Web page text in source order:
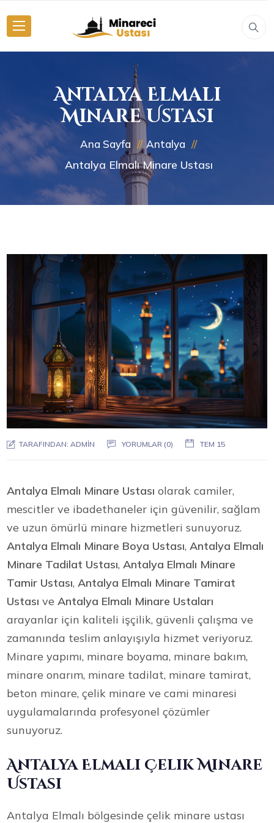
Antalya Elmalı
Minare Ustası
Ana Sayfa Antalya
Antalya Elmalı Minare Ustası
TARAFINDAN: ADMIN YORUMLAR (0) TEM 15
Antalya Elmalı Minare Ustası olarak camiler,
mescitler ve ibadethaneler için güvenilir, sağlam
ve uzun ömürlü minare hizmetleri sunuyoruz.
Antalya Elmalı Minare Boya Ustası,Antalya Elmalı
Minare Tadilat Ustası,Antalya Elmalı Minare
Tamir Ustası,Antalya Elmalı Minare Tamirat
Ustası veAntalya Elmalı Minare Ustaları
arayanlar için kaliteli işçilik, güvenli çalışma ve
zamanında teslim anlayışıyla hizmet veriyoruz.
Minare yapımı, minare boyama, minare bakım,
minare onarım, minare tadilat, minare tamirat,
beton minare, çelik minare ve cami minaresi
uygulamalarında profesyonel çözümler
sunuyoruz.
Antalya Elmalı Çelik Minare
Ustası
Antalya Elmalı bölgesinde çelik minare ustası